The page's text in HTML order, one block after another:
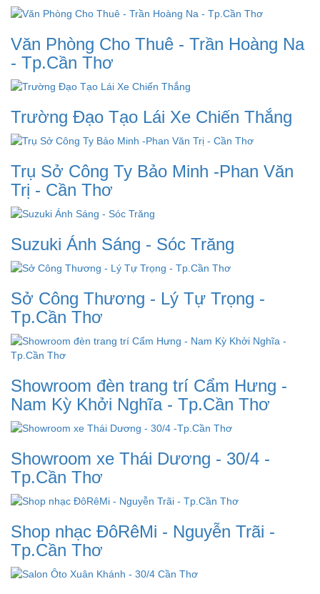
Văn Phòng Cho Thuê - Trần Hoàng Na
- Tp.Cần Thơ
Trường Đạo Tạo Lái Xe Chiến Thắng
Trụ Sở Công Ty Bảo Minh -Phan Văn
Trị - Cần Thơ
Suzuki Ánh Sáng - Sóc Trăng
Sở Công Thương - Lý Tự Trọng -
Tp.Cần Thơ
Showroom đèn trang trí Cẩm Hưng -
Nam Kỳ Khởi Nghĩa - Tp.Cần Thơ
Showroom xe Thái Dương - 30/4 -
Tp.Cần Thơ
Shop nhạc ĐôRêMi - Nguyễn Trãi -
Tp.Cần Thơ